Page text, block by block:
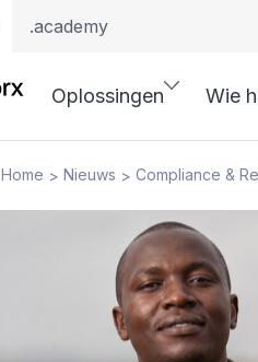
.academy
Oplossingen Wie
Home > Nieuws > Compliance &